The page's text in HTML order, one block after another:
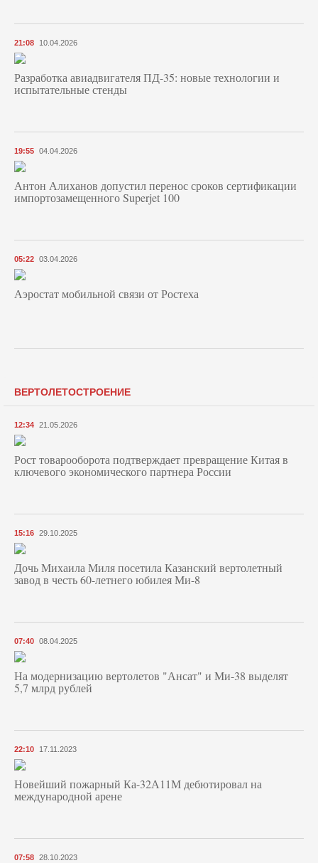
21:08 10.04.2026
Разработка авиадвигателя ПД-35: новые технологии и
испытательные стенды
19:55 04.04.2026
Антон Алиханов допустил перенос сроков сертификации
импортозамещенного Superjet 100
05:22 03.04.2026
Аэростат мобильной связи от Ростеха
ВЕРТОЛЕТОСТРОЕНИЕ
12:34 21.05.2026
Рост товарооборота подтверждает превращение Китая в
ключевого экономического партнера России
15:16 29.10.2025
Дочь Михаила Миля посетила Казанский вертолетный
завод в честь 60-летнего юбилея Ми-8
07:40 08.04.2025
На модернизацию вертолетов "Ансат" и Ми-38 выделят
5,7 млрд рублей
22:10 17.11.2023
Новейший пожарный Ка-32А11М дебютировал на
международной арене
07:58 28.10.2023